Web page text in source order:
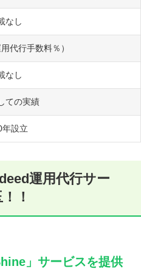
なし
代行手数料％）
なし
ての実績
年設立
運用代行サー
！
」サービスを提供